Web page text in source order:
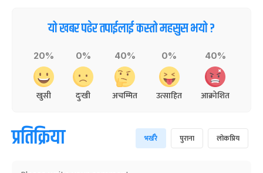
यो खबर पढेर तपाईलाई कस्तो महसुस भयो ?
20%
खुसी
0%
दुःखी
40%
अचम्मित
0%
उत्साहित
40%
आक्रोशित
प्रतिक्रिया भर्खरै पुराना लोकप्रिय